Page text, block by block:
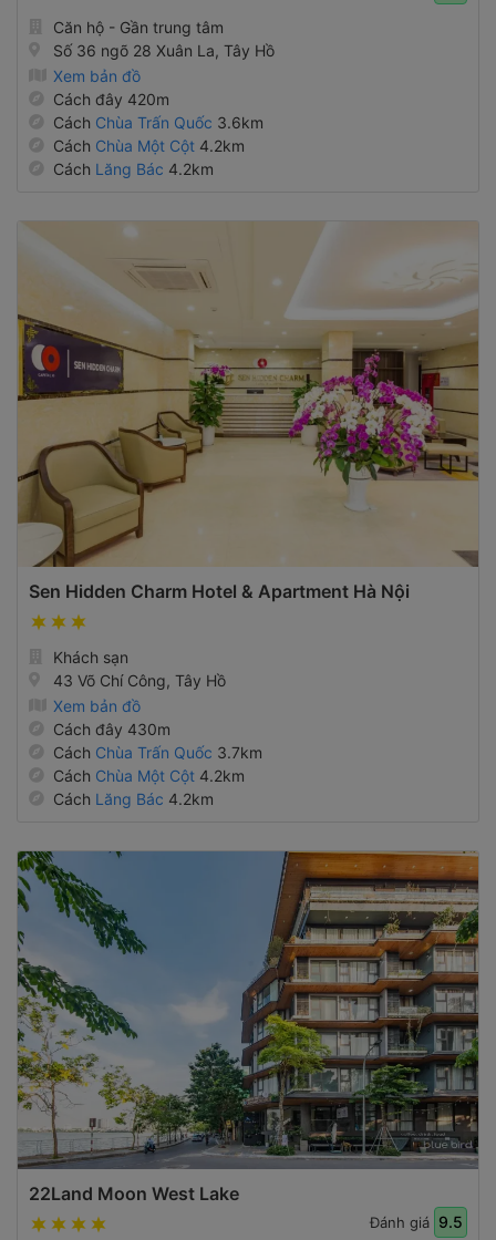
Căn hộ - Gần trung tâm
Số 36 ngõ 28 Xuân La, Tây Hồ
Xem bản đồ
Cách đây 420m
Cách Chùa Trấn Quốc 3.6km
Cách Chùa Một Cột 4.2km
Cách Lăng Bác 4.2km
Sen Hidden Charm Hotel & Apartment Hà Nội
Khách sạn
43 Võ Chí Công, Tây Hồ
Xem bản đồ
Cách đây 430m
Cách Chùa Trấn Quốc 3.7km
Cách Chùa Một Cột 4.2km
Cách Lăng Bác 4.2km
22Land Moon West Lake
Đánh giá 9.5